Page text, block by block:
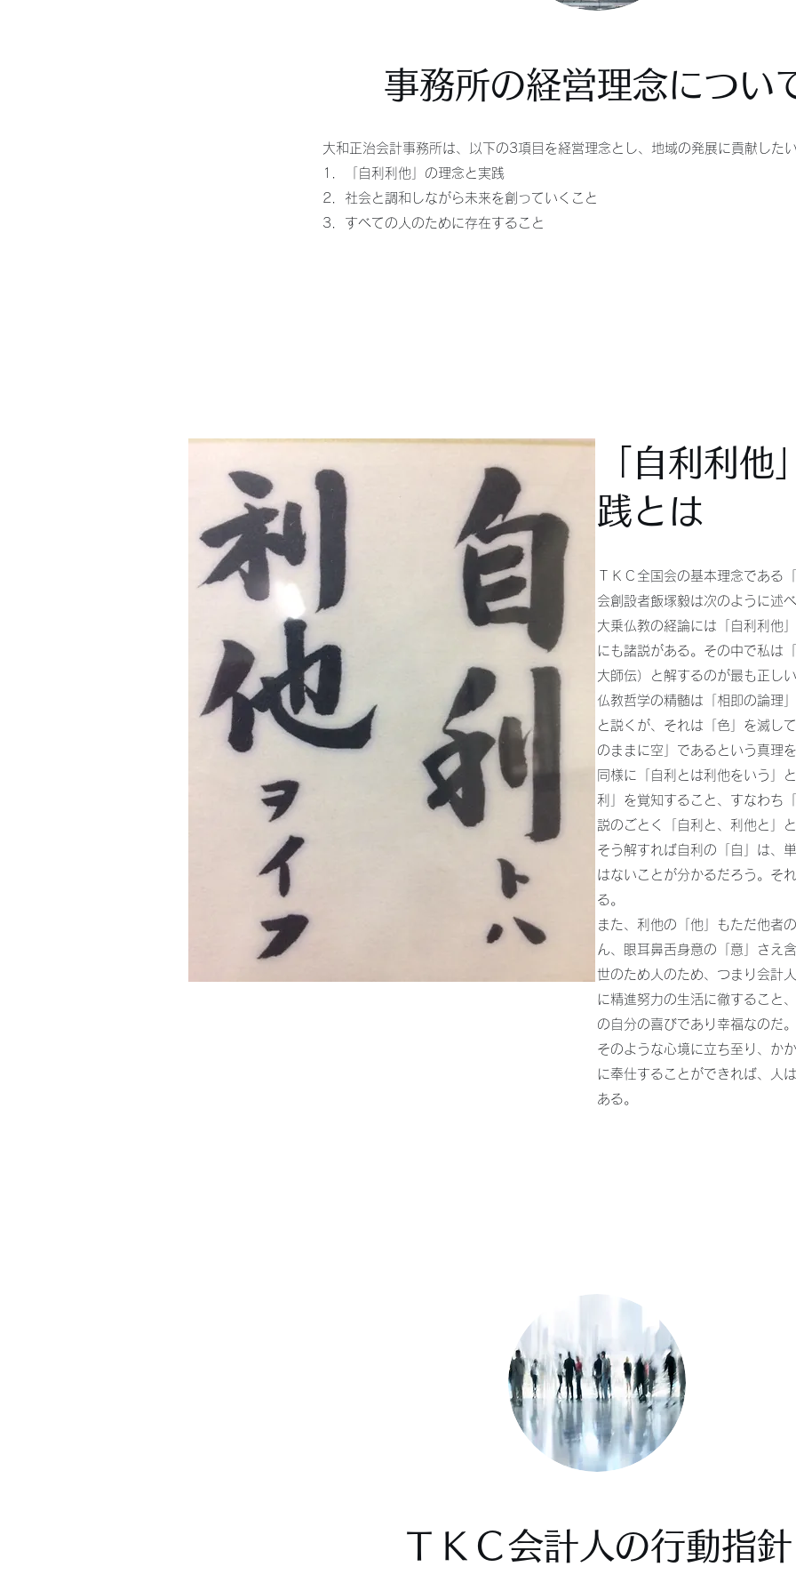
事務所の経営理念につい
大和正治会計事務所は、以下の3項目を経営理念とし、地域の発展に貢献した
1．「自利利他」の理念と実践
2．社会と調和しながら未来を創っていくこと
3．すべての人のために存在すること
「自利利他
践とは
ＴＫＣ全国会の基本理念である
会創設者飯塚毅は次のように述べ
大乗仏教の経論には「自利利他
にも諸説がある。その中で私は
大師伝）と解するのが最も正しい
仏教哲学の精髄は「相即の論理
と説くが、それは「色」を滅し
のままに空」であるという真理
同様に「自利とは利他をいう」
利」を覚知すること、すなわち
説のごとく「自利と、利他と」
そう解すれば自利の「自」は、
はないことが分かるだろう。そ
る。
また、利他の「他」もただ他者
ん、眼耳鼻舌身意の「意」さえ
世のため人のため、つまり会計
に精進努力の生活に徹すること
の自分の喜びであり幸福なのだ。
そのような心境に立ち至り、か
に奉仕することができれば、人
ある。
ＴＫＣ会計人の行動指針